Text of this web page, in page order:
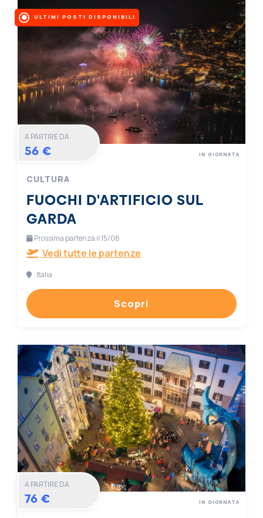
ULTIMI POSTI DISPONIBILI
A PARTIRE DA
56 €
CULTURA
FUOCHI D'ARTIFICIO SUL
GARDA
IN GIORNATA
Prossima partenza il 15/08
Vedi tutte le partenze
Italia
Scopri
A PARTIRE DA
76 € IN GIORNATA